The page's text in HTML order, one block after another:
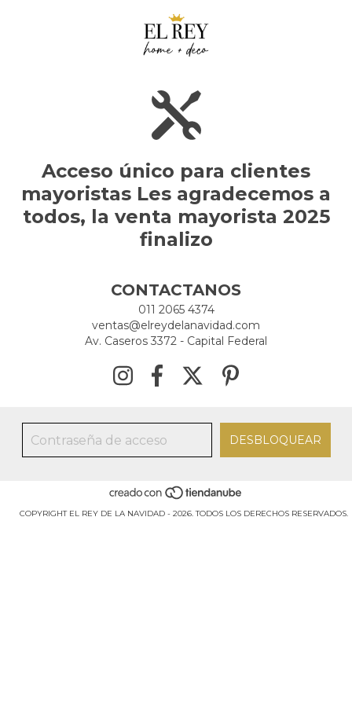
Acceso único para clientes
mayoristas Les agradecemos a
todos, la venta mayorista 2025
finalizo
CONTACTANOS
011 2065 4374
ventas@elreydelanavidad.com
Av. Caseros 3372 - Capital Federal
COPYRIGHT EL REY DE LA NAVIDAD - 2026. TODOS LOS DERECHOS RESERVADOS.